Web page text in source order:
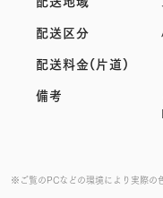
※ご覧のPCなどの環境により実際の
配送区分
配送料金(片道)
備考